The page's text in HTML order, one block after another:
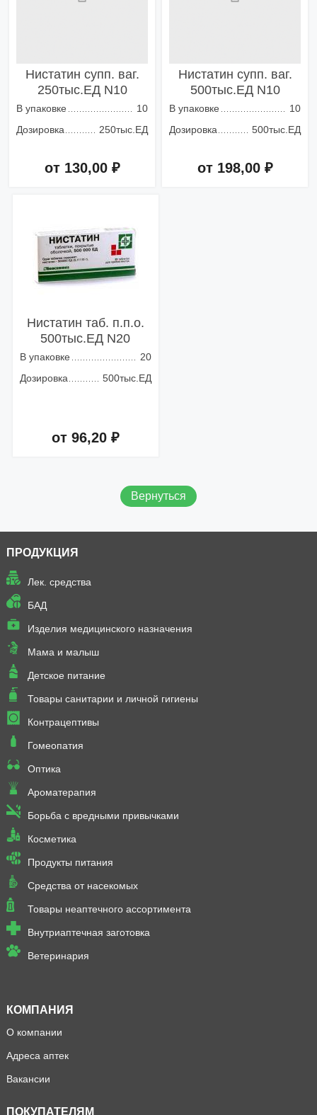
Нистатин супп. ваг.
250тыс.ЕД N10
В упаковке
10
Дозировка
250тыс.ЕД
от 130,00 ₽
Нистатин супп. ваг.
500тыс.ЕД N10
В упаковке
10
Дозировка
500тыс.ЕД
от 198,00 ₽
Нистатин таб. п.п.о.
500тыс.ЕД N20
В упаковке
20
Дозировка
500тыс.ЕД
от 96,20 ₽
Вернуться
ПРОДУКЦИЯ
Лек. средства
БАД
Изделия медицинского назначения
Мама и малыш
Детское питание
Товары санитарии и личной гигиены
Контрацептивы
Гомеопатия
Оптика
Ароматерапия
Борьба с вредными привычками
Косметика
Продукты питания
Средства от насекомых
Товары неаптечного ассортимента
Внутриаптечная заготовка
Ветеринария
КОМПАНИЯ
О компании
Адреса аптек
Вакансии
ПОКУПАТЕЛЯМ